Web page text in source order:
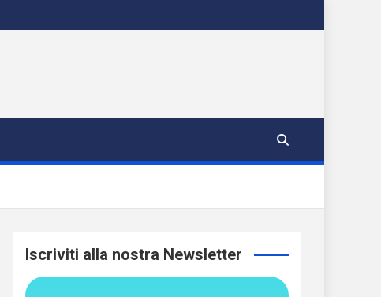
Iscriviti alla nostra Newsletter